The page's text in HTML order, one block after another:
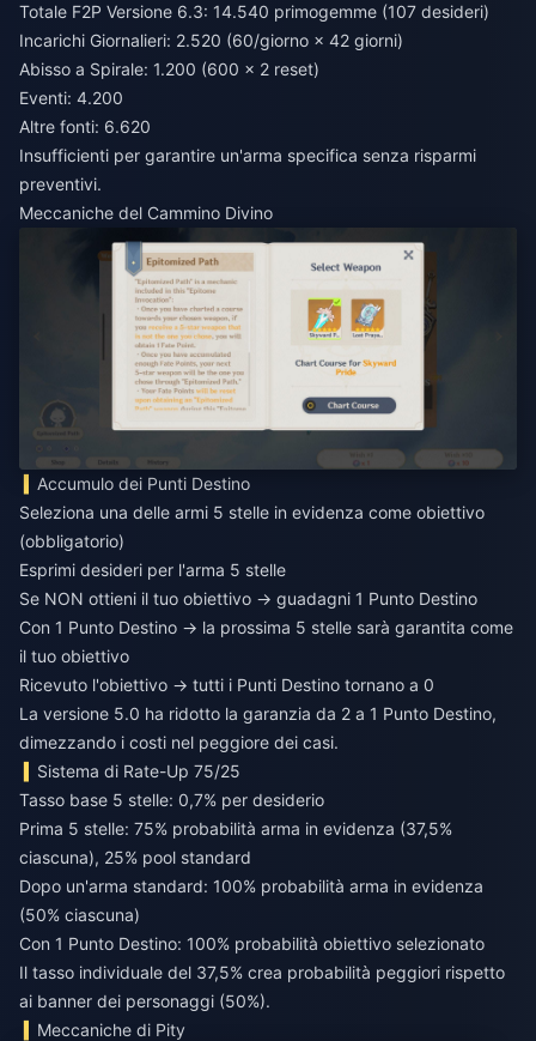
Totale F2P Versione 6.3: 14.540 primogemme (107 desideri)
Incarichi Giornalieri: 2.520 (60/giorno × 42 giorni)
Abisso a Spirale: 1.200 (600 × 2 reset)
Eventi: 4.200
Altre fonti: 6.620
Insufficienti per garantire un'arma specifica senza risparmi
preventivi.
Meccaniche del Cammino Divino
Accumulo dei Punti Destino
Seleziona una delle armi 5 stelle in evidenza come obiettivo
(obbligatorio)
Esprimi desideri per l'arma 5 stelle
Se NON ottieni il tuo obiettivo → guadagni 1 Punto Destino
Con 1 Punto Destino → la prossima 5 stelle sarà garantita come
il tuo obiettivo
Ricevuto l'obiettivo → tutti i Punti Destino tornano a 0
La versione 5.0 ha ridotto la garanzia da 2 a 1 Punto Destino,
dimezzando i costi nel peggiore dei casi.
Sistema di Rate-Up 75/25
Tasso base 5 stelle: 0,7% per desiderio
Prima 5 stelle: 75% probabilità arma in evidenza (37,5%
ciascuna), 25% pool standard
Dopo un'arma standard: 100% probabilità arma in evidenza
(50% ciascuna)
Con 1 Punto Destino: 100% probabilità obiettivo selezionato
Il tasso individuale del 37,5% crea probabilità peggiori rispetto
ai banner dei personaggi (50%).
Meccaniche di Pity